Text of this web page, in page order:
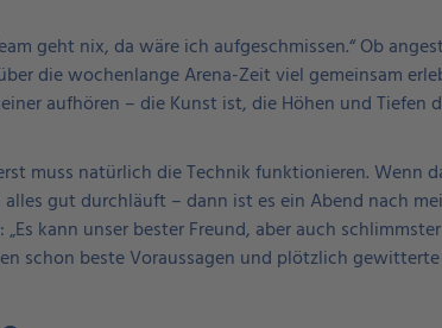
geht nix, da wäre ich aufgeschmissen.“ Ob
die wochenlange Arena-Zeit viel gemeinsam
aufhören – die Kunst ist, die Höhen und Tiefen
muss natürlich die Technik funktionieren. Wenn
gut durchläuft – dann ist es ein Abend nach
kann unser bester Freund, aber auch
schon beste Voraussagen und plötzlich